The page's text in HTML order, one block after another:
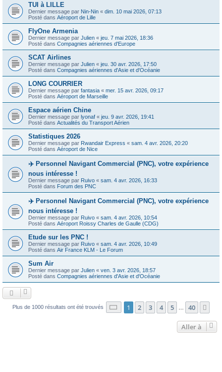
TUI à LILLE
Dernier message par Nin-Nin « dim. 10 mai 2026, 07:13
Posté dans Aéroport de Lille
FlyOne Armenia
Dernier message par Julien « jeu. 7 mai 2026, 18:36
Posté dans Compagnies aériennes d'Europe
SCAT Airlines
Dernier message par Julien « jeu. 30 avr. 2026, 17:50
Posté dans Compagnies aériennes d'Asie et d'Océanie
LONG COURRIER
Dernier message par fantasia « mer. 15 avr. 2026, 09:17
Posté dans Aéroport de Marseille
Espace aérien Chine
Dernier message par lyonaf « jeu. 9 avr. 2026, 19:41
Posté dans Actualités du Transport Aérien
Statistiques 2026
Dernier message par Rwandair Express « sam. 4 avr. 2026, 20:20
Posté dans Aéroport de Nice
✈️ Personnel Navigant Commercial (PNC), votre expérience
nous intéresse !
Dernier message par Ruivo « sam. 4 avr. 2026, 16:33
Posté dans Forum des PNC
✈️ Personnel Navigant Commercial (PNC), votre expérience
nous intéresse !
Dernier message par Ruivo « sam. 4 avr. 2026, 10:54
Posté dans Aéroport Roissy Charles de Gaulle (CDG)
Etude sur les PNC !
Dernier message par Ruivo « sam. 4 avr. 2026, 10:49
Posté dans Air France KLM - Le Forum
Sum Air
Dernier message par Julien « ven. 3 avr. 2026, 18:57
Posté dans Compagnies aériennes d'Asie et d'Océanie
Plus de 1000 résultats ont été trouvés Page 1sur40
1 2 3 4 5 40
Aller à